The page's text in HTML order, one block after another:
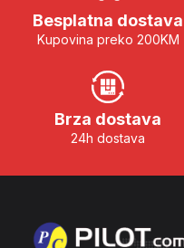
Besplatna dostava
Kupovina preko 200KM
Brza dostava
24h dostava